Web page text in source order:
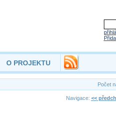
O PROJEKTU
Počet
Navigace: <<